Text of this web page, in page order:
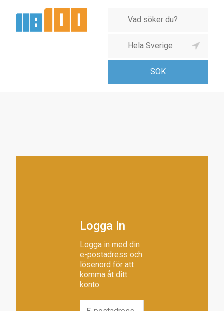
Logga in
Logga in med din
e-postadress och
lösenord för att
komma åt ditt
konto.